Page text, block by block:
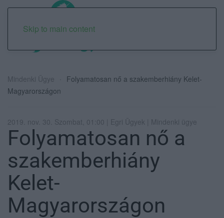
Skip to main content
Mindenki Ügye
Folyamatosan nő a szakemberhiány Kelet-
Magyarországon
2019. nov. 30. Szombat, 01:00 | Egri Ügyek | Mindenki ügye
Folyamatosan nő a
szakemberhiány
Kelet-
Magyarországon